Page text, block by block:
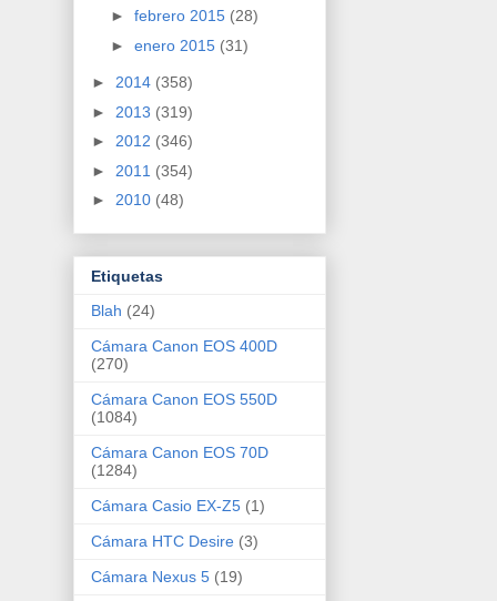
► febrero 2015 (28)
► enero 2015 (31)
► 2014 (358)
► 2013 (319)
► 2012 (346)
► 2011 (354)
► 2010 (48)
Etiquetas
Blah (24)
Cámara Canon EOS 400D
(270)
Cámara Canon EOS 550D
(1084)
Cámara Canon EOS 70D
(1284)
Cámara Casio EX-Z5 (1)
Cámara HTC Desire (3)
Cámara Nexus 5 (19)